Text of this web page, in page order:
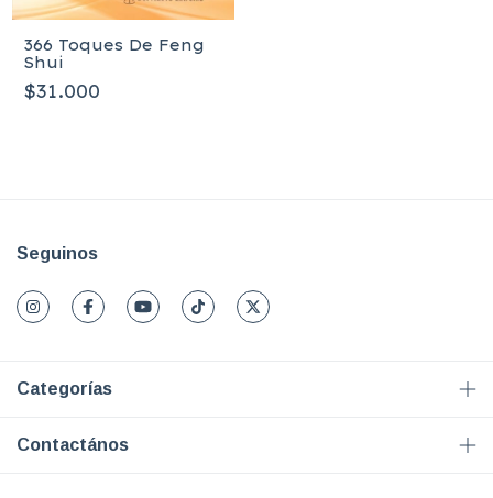
366 Toques De Feng
Shui
$31.000
Seguinos
Categorías
Contactános